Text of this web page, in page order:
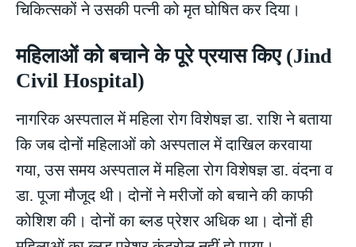
चिकित्सकों ने उसकी पत्नी को मृत घोषित कर दिया।
महिलाओं को बचाने के पूरे प्रयास किए (Jind
Civil Hospital)
नागरिक अस्पताल में महिला रोग विशेषज्ञ डा. राशि ने बताया
कि जब दोनों महिलाओं को अस्पताल में दाखिल करवाया
गया, उस समय अस्पताल में महिला रोग विशेषज्ञ डा. वंदना व
डा. पूजा मौजूद थी। दोनों ने मरीजों को बचाने की काफी
कोशिश की। दोनों का ब्लड प्रेशर अधिक था। दोनों ही